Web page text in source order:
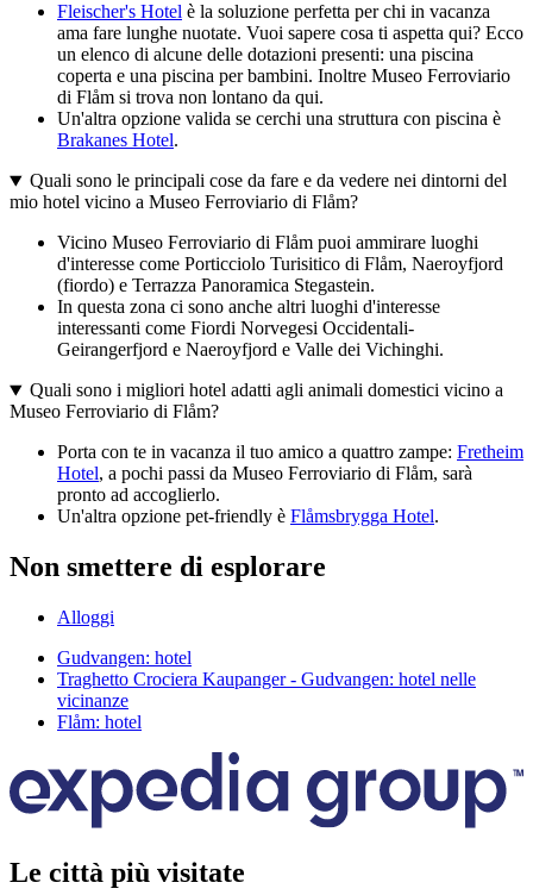
Fleischer's Hotel è la soluzione perfetta per chi in vacanza
ama fare lunghe nuotate. Vuoi sapere cosa ti aspetta qui? Ecco
un elenco di alcune delle dotazioni presenti: una piscina
coperta e una piscina per bambini. Inoltre Museo Ferroviario
di Flåm si trova non lontano da qui.
Un'altra opzione valida se cerchi una struttura con piscina è
Brakanes Hotel.
Quali sono le principali cose da fare e da vedere nei dintorni del
mio hotel vicino a Museo Ferroviario di Flåm?
Vicino Museo Ferroviario di Flåm puoi ammirare luoghi
d'interesse come Porticciolo Turisitico di Flåm, Naeroyfjord
(fiordo) e Terrazza Panoramica Stegastein.
In questa zona ci sono anche altri luoghi d'interesse
interessanti come Fiordi Norvegesi Occidentali-
Geirangerfjord e Naeroyfjord e Valle dei Vichinghi.
Quali sono i migliori hotel adatti agli animali domestici vicino a
Museo Ferroviario di Flåm?
Porta con te in vacanza il tuo amico a quattro zampe: Fretheim
Hotel, a pochi passi da Museo Ferroviario di Flåm, sarà
pronto ad accoglierlo.
Un'altra opzione pet-friendly è Flåmsbrygga Hotel.
Non smettere di esplorare
Alloggi
Gudvangen: hotel
Traghetto Crociera Kaupanger - Gudvangen: hotel nelle
vicinanze
Flåm: hotel
Le città più visitate